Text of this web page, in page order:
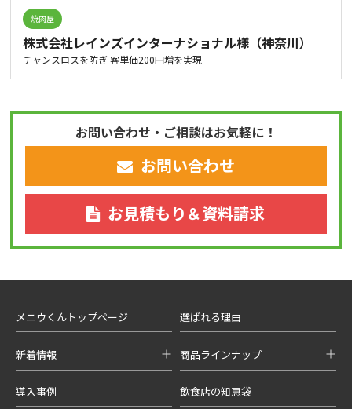
焼肉屋
株式会社レインズインターナショナル様（神奈川）
チャンスロスを防ぎ 客単価200円増を実現
お問い合わせ・ご相談はお気軽に！
お問い合わせ
お見積もり＆資料請求
メニウくんトップページ 選ばれる理由
新着情報 商品ラインナップ
導入事例 飲食店の知恵袋